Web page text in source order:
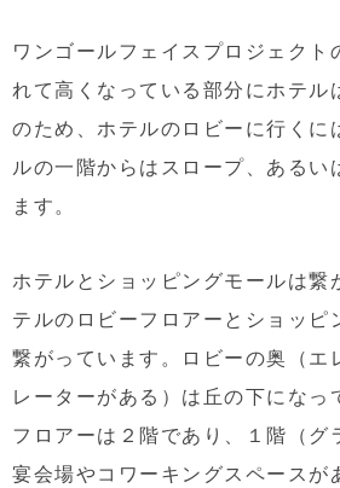
ワンゴールフェイスプロジェクト
れて高くなっている部分にホテル
のため、ホテルのロビーに行くに
ルの一階からはスロープ、あるい
ます。
ホテルとショッピングモールは繋
テルのロビーフロアーとショッピ
繋がっています。ロビーの奥（エ
レーターがある）は丘の下になっ
フロアーは２階であり、１階（グ
宴会場やコワーキングスペースが